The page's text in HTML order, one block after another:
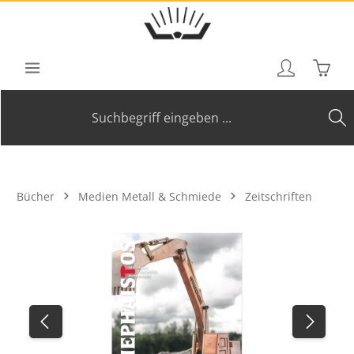
Zum Hauptinhalt springen
Bücher Medien Metall & Schmiede Zeitschriften
Bildergalerie überspringen